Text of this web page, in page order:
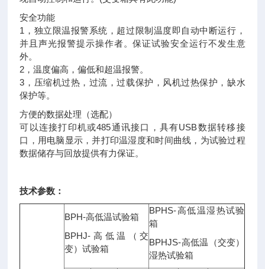
安全功能
1，独立限温报警系统，超过限制温度即自动中断运行，
并且声光报警提示操作者。保证试验安全运行不发生意
外。
2，温度偏高，偏低和超温报警。
3，压缩机过热，过流，过载保护，风机过热保护，缺水
保护等。
方便的数据处理（选配）
可以连接打印机或485通讯接口，具有USB数据转移接
口，用电脑显示，并打印温湿度和时间曲线，为试验过程
数据储存与回放提供有力保证。
技术参数：
BPH-高低温试验箱
BPHJ-高低温（交
变）试验箱
BPHS-高低温湿热试验
箱
BPHJS-高低温（交变）
湿热试验箱